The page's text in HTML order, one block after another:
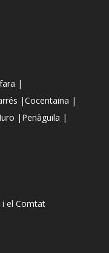
|
|Cocentaina |
| Penàguila |
i el Comtat